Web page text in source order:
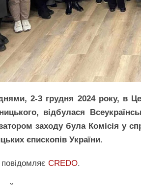
2-3 грудня 2024 року, в
відбулася
заходу була Комісія у
єпископів України.
CREDO.